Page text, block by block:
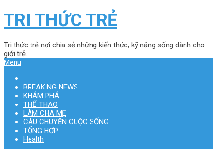
TRI THỨC TRẺ
Tri thức trẻ nơi chia sẻ những kiến thức, kỹ năng sống dành cho
giới trẻ.
Menu
BREAKING NEWS
KHÁM PHÁ
THỂ THAO
LÀM CHA MẸ
CÂU CHUYỆN CUỘC SỐNG
TỔNG HỢP
Health